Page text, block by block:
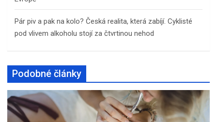
Pár piv a pak na kolo? Česká realita, která zabíjí. Cyklisté
pod vlivem alkoholu stojí za čtvrtinou nehod
Podobné články